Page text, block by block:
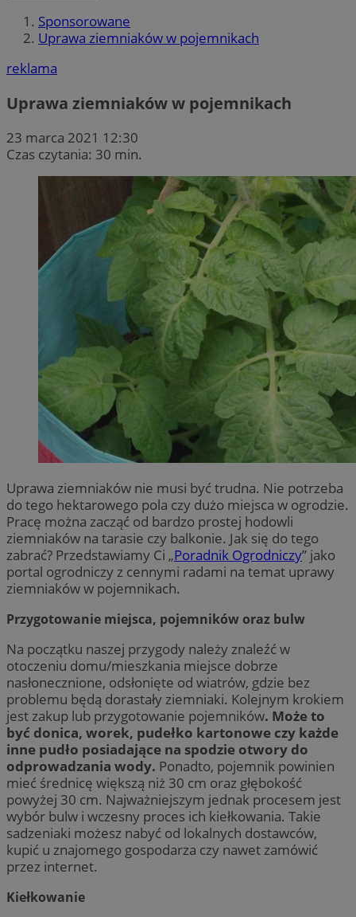
Sponsorowane
Uprawa ziemniaków w pojemnikach
reklama
Uprawa ziemniaków w pojemnikach
23 marca 2021 12:30
Czas czytania: 30 min.
Uprawa ziemniaków nie musi być trudna. Nie potrzeba
do tego hektarowego pola czy dużo miejsca w ogrodzie.
Pracę można zacząć od bardzo prostej hodowli
ziemniaków na tarasie czy balkonie. Jak się do tego
zabrać? Przedstawiamy Ci „Poradnik Ogrodniczy” jako
portal ogrodniczy z cennymi radami na temat uprawy
ziemniaków w pojemnikach.
Przygotowanie miejsca, pojemników oraz bulw
Na początku naszej przygody należy znaleźć w
otoczeniu domu/mieszkania miejsce dobrze
nasłonecznione, odsłonięte od wiatrów, gdzie bez
problemu będą dorastały ziemniaki. Kolejnym krokiem
jest zakup lub przygotowanie pojemników. Może to
być donica, worek, pudełko kartonowe czy każde
inne pudło posiadające na spodzie otwory do
odprowadzania wody. Ponadto, pojemnik powinien
mieć średnicę większą niż 30 cm oraz głębokość
powyżej 30 cm. Najważniejszym jednak procesem jest
wybór bulw i wczesny proces ich kiełkowania. Takie
sadzeniaki możesz nabyć od lokalnych dostawców,
kupić u znajomego gospodarza czy nawet zamówić
przez internet.
Kiełkowanie